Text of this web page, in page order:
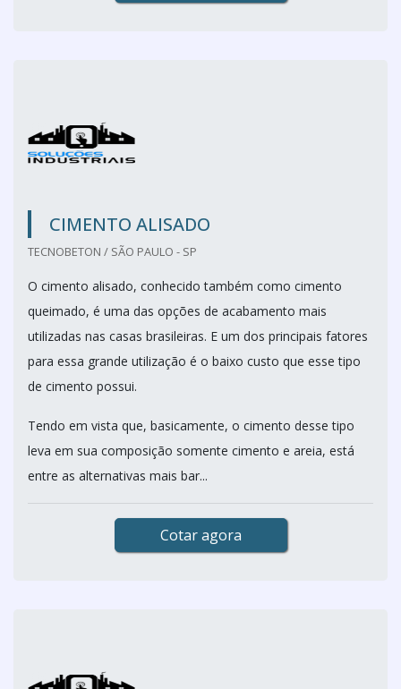
CIMENTO ALISADO
TECNOBETON / SÃO PAULO - SP
O cimento alisado, conhecido também como cimento
queimado, é uma das opções de acabamento mais
utilizadas nas casas brasileiras. E um dos principais fatores
para essa grande utilização é o baixo custo que esse tipo
de cimento possui.
Tendo em vista que, basicamente, o cimento desse tipo
leva em sua composição somente cimento e areia, está
entre as alternativas mais bar...
Cotar agora